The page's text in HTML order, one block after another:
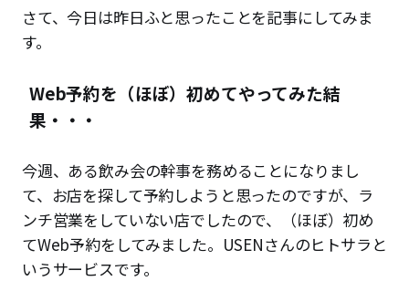
さて、今日は昨日ふと思ったことを記事にしてみま
す。
Web予約を（ほぼ）初めてやってみた結
果・・・
今週、ある飲み会の幹事を務めることになりまし
て、お店を探して予約しようと思ったのですが、ラ
ンチ営業をしていない店でしたので、（ほぼ）初め
てWeb予約をしてみました。USENさんのヒトサラと
いうサービスです。